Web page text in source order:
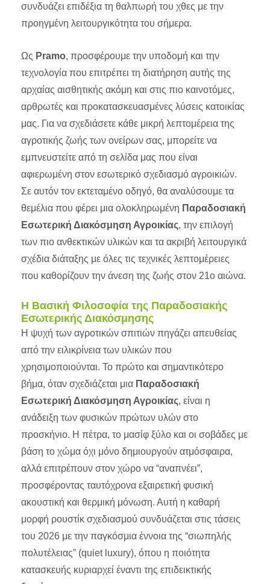
συνδυάζει επιδέξια τη θαλπωρή του χθες με την
προηγμένη λειτουργικότητα του σήμερα.
Ως Pramo, προσφέρουμε την υποδομή και την
τεχνολογία που επιτρέπει τη διατήρηση αυτής της
αρχαίας αισθητικής ακόμη και στις πιο καινοτόμες,
αρθρωτές και προκατασκευασμένες λύσεις κατοικίας
μας. Για να σχεδιάσετε κάθε μικρή λεπτομέρεια της
αγροτικής ζωής των ονείρων σας, μπορείτε να
εμπνευστείτε από τη σελίδα μας που είναι
αφιερωμένη στον εσωτερικό σχεδιασμό αγροικιών.
Σε αυτόν τον εκτεταμένο οδηγό, θα αναλύσουμε τα
θεμέλια που φέρει μια ολοκληρωμένη Παραδοσιακή
Εσωτερική Διακόσμηση Αγροικίας, την επιλογή
των πιο ανθεκτικών υλικών και τα ακριβή λειτουργικά
σχέδια διάταξης με όλες τις τεχνικές λεπτομέρειες
που καθορίζουν την άνεση της ζωής στον 21ο αιώνα.
Η Βασική Φιλοσοφία της Παραδοσιακής
Εσωτερικής Διακόσμησης
Η ψυχή των αγροτικών σπιτιών πηγάζει απευθείας
από την ειλικρίνεια των υλικών που
χρησιμοποιούνται. Το πρώτο και σημαντικότερο
βήμα, όταν σχεδιάζεται μια Παραδοσιακή
Εσωτερική Διακόσμηση Αγροικίας, είναι η
ανάδειξη των φυσικών πρώτων υλών στο
προσκήνιο. Η πέτρα, το μασίφ ξύλο και οι σοβάδες με
βάση το χώμα όχι μόνο δημιουργούν ατμόσφαιρα,
αλλά επιτρέπουν στον χώρο να “αναπνέει”,
προσφέροντας ταυτόχρονα εξαιρετική φυσική
ακουστική και θερμική μόνωση. Αυτή η καθαρή
μορφή ρουστίκ σχεδιασμού συνδυάζεται στις τάσεις
του 2026 με την παγκόσμια έννοια της “σιωπηλής
πολυτέλειας” (quiet luxury), όπου η ποιότητα
κατασκευής κυριαρχεί έναντι της επιδεικτικής